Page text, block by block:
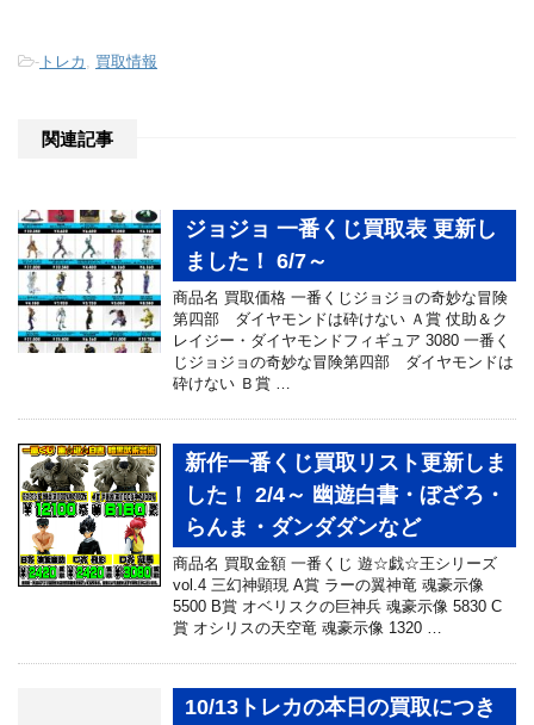
- トレカ 買取情報
関連記事
ジョジョ 一番くじ買取表 更新し
ました！ 6/7～
商品名 買取価格 一番くじジョジョの奇妙な冒険
第四部 ダイヤモンドは砕けない Ａ賞 仗助＆ク
レイジー・ダイヤモンドフィギュア 3080 一番く
じジョジョの奇妙な冒険第四部 ダイヤモンドは
砕けない Ｂ賞 …
新作一番くじ買取リスト更新しま
した！ 2/4～ 幽遊白書・ぼざろ・
らんま・ダンダダンなど
商品名 買取金額 一番くじ 遊☆戯☆王シリーズ
vol.4 三幻神顕現 A賞 ラーの翼神竜 魂豪示像
5500 B賞 オベリスクの巨神兵 魂豪示像 5830 C
賞 オシリスの天空竜 魂豪示像 1320 …
10/13トレカの本日の買取につき